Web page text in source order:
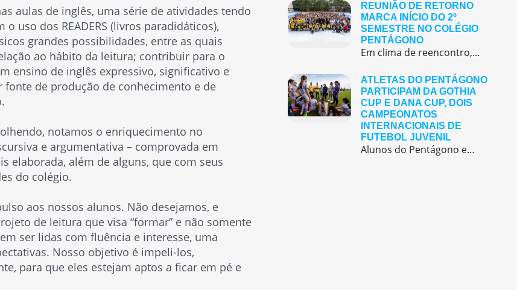
aulas de inglês, uma série de atividades tendo
o uso dos READERS (livros paradidáticos),
grandes possibilidades, entre as quais
ao hábito da leitura; contribuir para o
ensino de inglês expressivo, significativo e
de produção de conhecimento e de
notamos o enriquecimento no
e argumentativa – comprovada em
elaborada, além de alguns, que com seus
do colégio.
aos nossos alunos. Não desejamos, e
de leitura que visa “formar” e não somente
ser lidas com fluência e interesse, uma
Nosso objetivo é impeli-los,
para que eles estejam aptos a ficar em pé e
REUNIÃO DE RETORNO
MARCA INÍCIO DO 2º
SEMESTRE NO COLÉGIO
PENTÁGONO
Em clima de reencontro, a equipe pedagógica participou da abertura do semestre letivo com treinamentos e simulação de emergência
ATLETAS DO PENTÁGONO
PARTICIPAM DA GOTHIA
CUP E DANA CUP, DOIS
CAMPEONATOS
INTERNACIONAIS DE
FUTEBOL JUVENIL
Alunos do Pentágono embarcaram para a Europa, onde participaram de duas das maiores competições internacionais de futebol juvenil